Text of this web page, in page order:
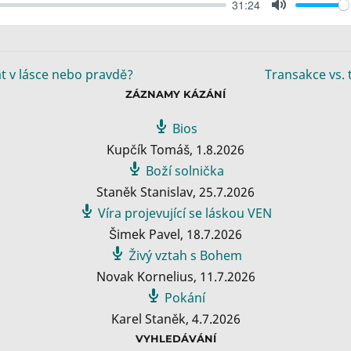
31:24
M
u
e
v lásce nebo pravdě? Transakce
ZÁZNAMY KÁZÁNÍ
Bios
Kupčík Tomáš, 1.8.2026
Boží solnička
Staněk Stanislav, 25.7.2026
Víra projevující se láskou VEN
Šimek Pavel, 18.7.2026
Živý vztah s Bohem
Novak Kornelius, 11.7.2026
Pokání
Karel Staněk, 4.7.2026
VYHLEDÁVÁNÍ